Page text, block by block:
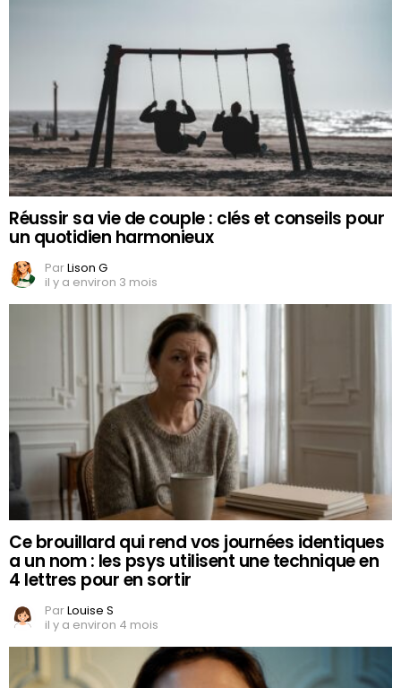
Réussir sa vie de couple : clés et conseils pour
un quotidien harmonieux
ParLison G
il y a environ 3 mois
Ce brouillard qui rend vos journées identiques
a un nom : les psys utilisent une technique en
4 lettres pour en sortir
ParLouise S
il y a environ 4 mois